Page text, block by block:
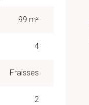
99 m²
4
Fraisses
2